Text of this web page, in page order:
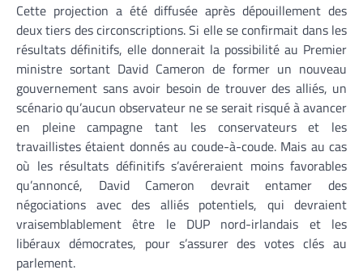
Cette projection a été diffusée après dépouillement des
deux tiers des circonscriptions. Si elle se confirmait dans les
résultats définitifs, elle donnerait la possibilité au Premier
ministre sortant David Cameron de former un nouveau
gouvernement sans avoir besoin de trouver des alliés, un
scénario qu’aucun observateur ne se serait risqué à avancer
en pleine campagne tant les conservateurs et les
travaillistes étaient donnés au coude-à-coude. Mais au cas
où les résultats définitifs s’avéreraient moins favorables
qu’annoncé, David Cameron devrait entamer des
négociations avec des alliés potentiels, qui devraient
vraisemblablement être le DUP nord-irlandais et les
libéraux démocrates, pour s’assurer des votes clés au
parlement.